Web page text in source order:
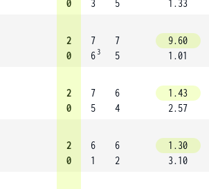
0 3 5
1.33
2
0
7
6 3
7
5
9.60
1.01
2
0
7
5
6
4
1.43
2.57
2
0
6
1
6
2
1.30
3.10